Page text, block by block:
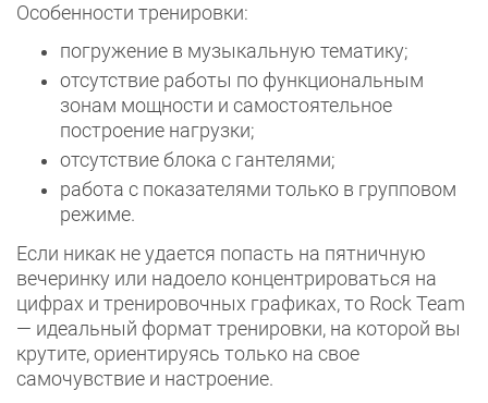
Особенности тренировки:
погружение в музыкальную тематику;
отсутствие работы по функциональным
зонам мощности и самостоятельное
построение нагрузки;
отсутствие блока с гантелями;
работа с показателями только в групповом
режиме.
Если никак не удается попасть на пятничную
вечеринку или надоело концентрироваться на
цифрах и тренировочных графиках, то Rock Team
— идеальный формат тренировки, на которой вы
крутите, ориентируясь только на свое
самочувствие и настроение.